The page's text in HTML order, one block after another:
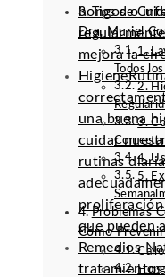
hongos o
mejora la
Higiene
una buena
cuidar
rutinas
proliferación
que pueden
Remedios
tratamientos
Tips de
Dra. Muriel
1.
Todos
2.
3.
4.
5.
Problemas
Cómo